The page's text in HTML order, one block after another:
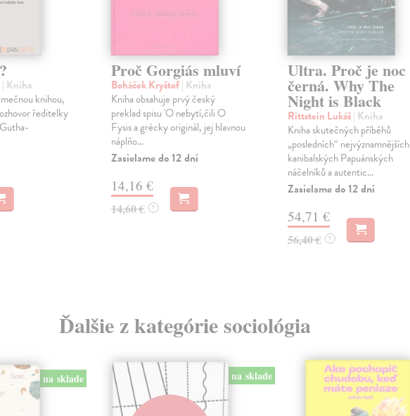
| Kniha
knihou,
ředitelky
Proč Gorgiás mluví
Boháček Kryštof| Kniha
Kniha obsahuje prvý český
preklad spisu 'O nebytí,čili O
Fysis a grécky originál, jej hlavnou
náplňo...
Zasielame do 12 dní
14,16 €
14,60 € ?
Ultra. Proč je noc
černá. Why The
Night is Black
Rittstein Lukáš| Kniha
Kniha skutečných příběhů
„posledních“ nejvýznamnějších
kanibalských Papuánských
náčelníků a autentic...
Zasielame do 12 dní
54,71 €
56,40 € ?
Ďalšie z kategórie sociológia
na sklade na sklade